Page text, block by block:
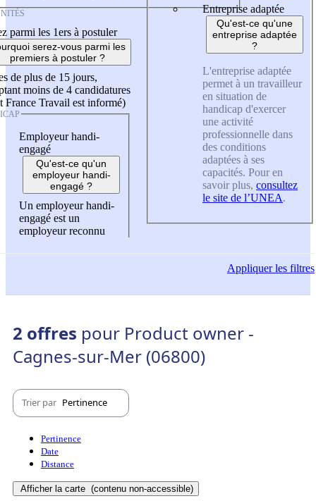
parmi les 1ers à postuler
serez-vous parmi les
premiers à postuler ?
de plus de 15 jours,
moins de 4 candidatures
France Travail est informé)
Employeur handi-
engagé
Qu'est-ce qu'un
employeur handi-
engagé ?
Un employeur handi-
engagé est un
employeur reconnu
Entreprise adaptée
Qu'est-ce qu'une
entreprise adaptée
?
L'entreprise adaptée
permet à un travailleur
en situation de
handicap d'exercer
une activité
professionnelle dans
des conditions
adaptées à ses
capacités. Pour en
savoir plus, consultez
le site de l’UNEA.
Appliquerles filtres
2 offres pour Product owner -
Cagnes-sur-Mer (06800)
Trier par Pertinence
Pertinence
Date
Distance
Afficher la carte (contenu non-accessible)